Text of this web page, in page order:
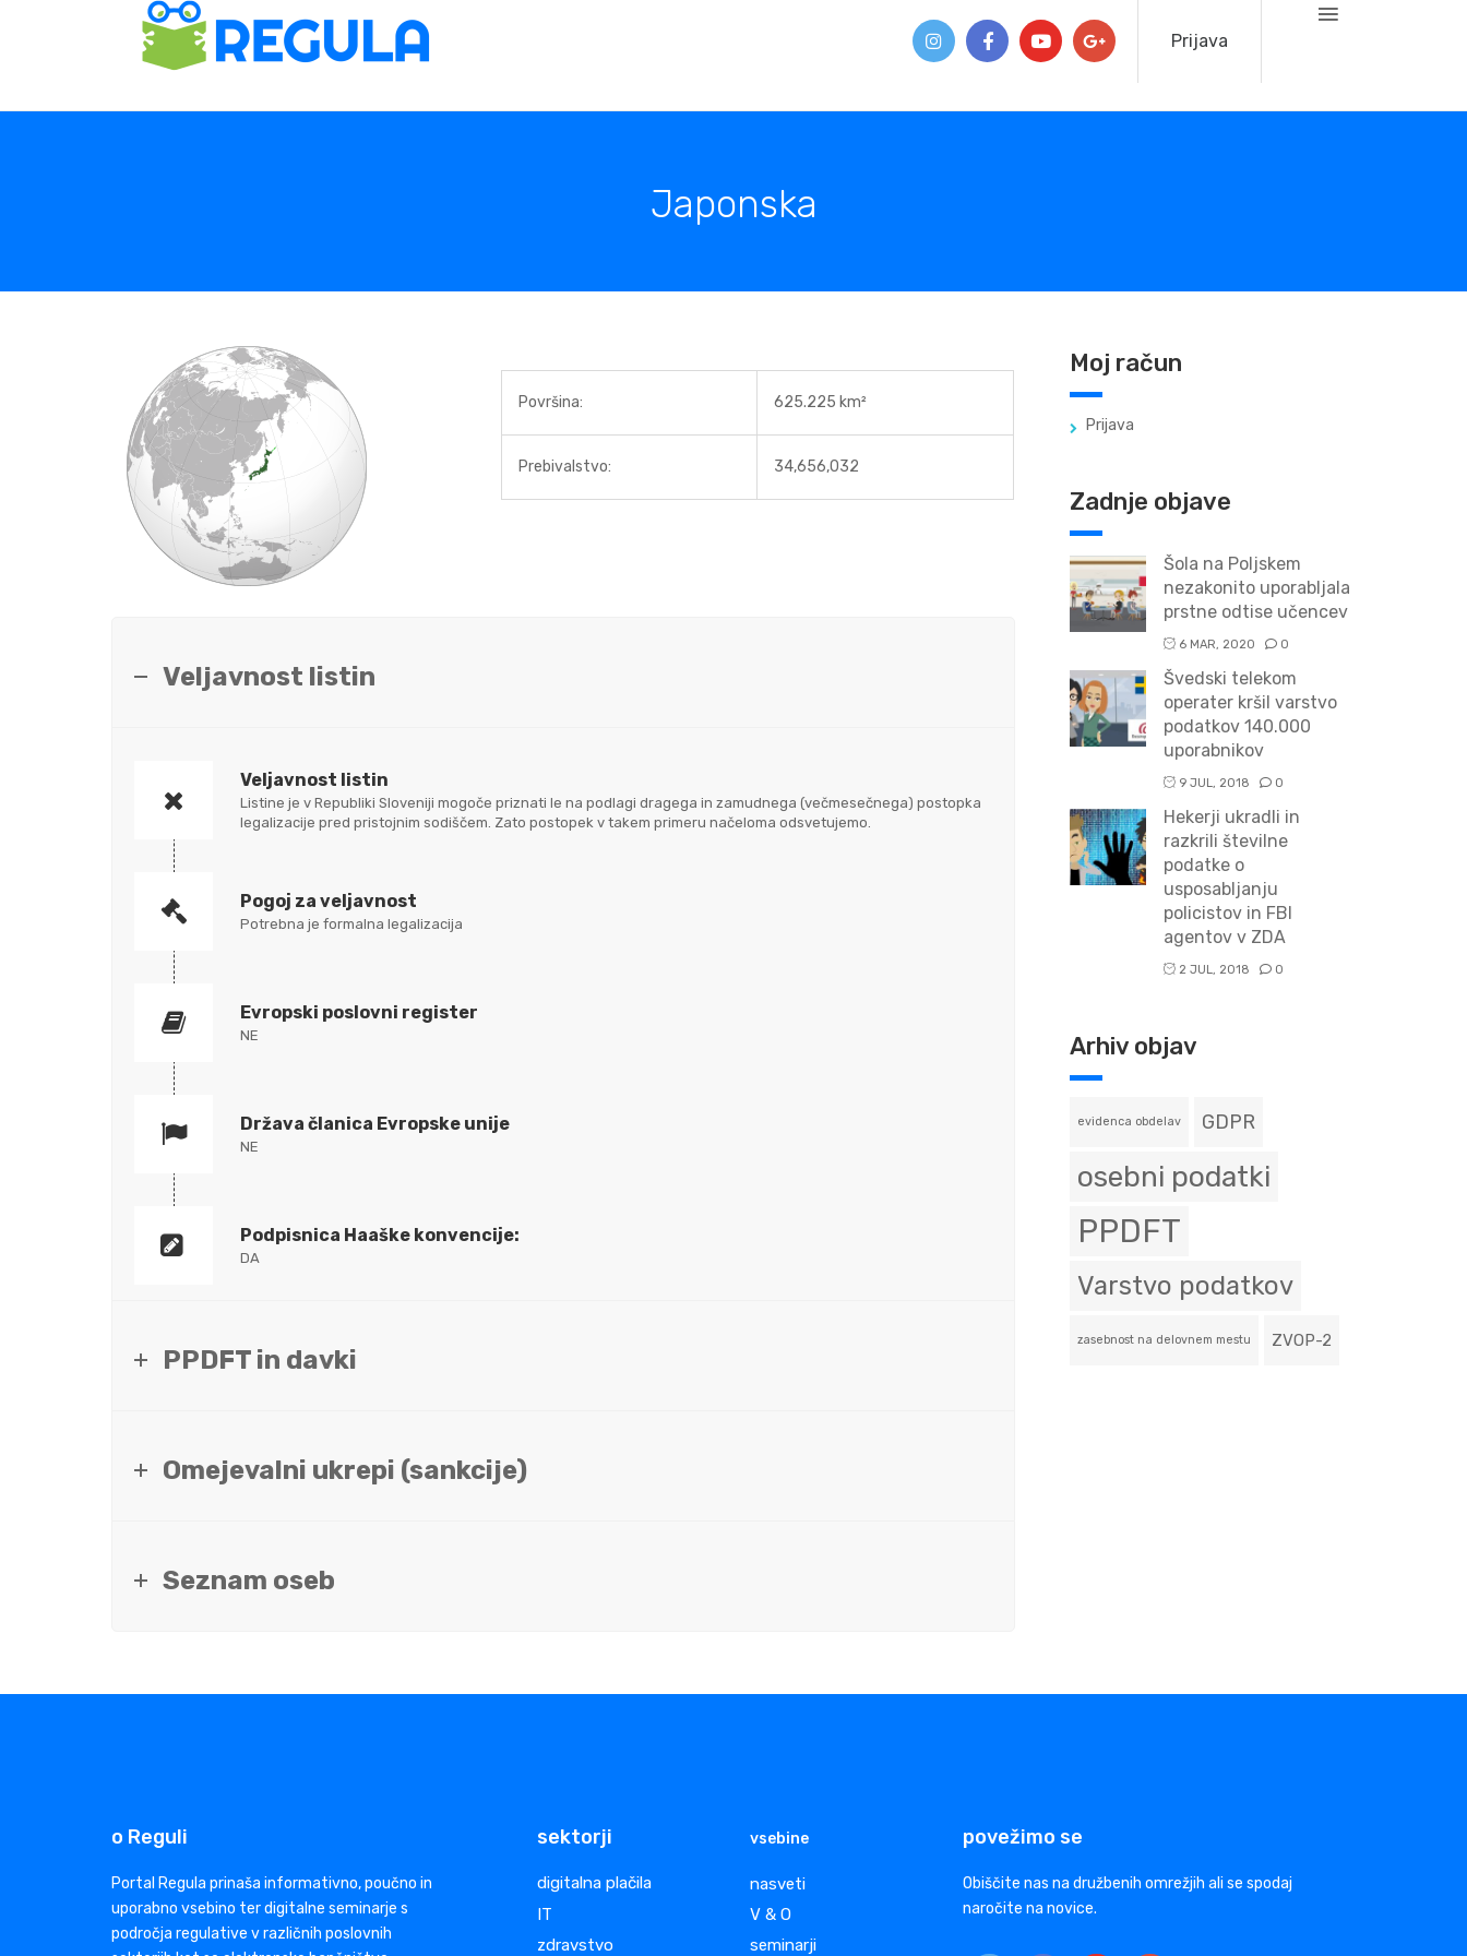
Prijava
Japonska
Površina: 625.225 km²
Prebivalstvo: 34,656,032
Veljavnost listin
Veljavnost listin
Listine je v Republiki Sloveniji mogoče priznati le na podlagi dragega in zamudnega (večmesečnega) postopka
legalizacije pred pristojnim sodiščem. Zato postopek v takem primeru načeloma odsvetujemo.
Pogoj za veljavnost
Potrebna je formalna legalizacija
Evropski poslovni register
NE
Država članica Evropske unije
NE
Podpisnica Haaške konvencije:
DA
PPDFT in davki
Omejevalni ukrepi (sankcije)
Seznam oseb
Moj račun
Prijava
Zadnje objave
Šola na Poljskem
nezakonito uporabljala
prstne odtise učencev
6 MAR, 2020 0
Švedski telekom
operater kršil varstvo
podatkov 140.000
uporabnikov
9 JUL, 2018 0
Hekerji ukradli in
razkrili številne
podatke o
usposabljanju
policistov in FBI
agentov v ZDA
2 JUL, 2018 0
Arhiv objav
evidenca obdelav GDPR
osebni podatki
PPDFT
Varstvo podatkov
zasebnost na delovnem mestu ZVOP-2
o Reguli
Portal Regula prinaša informativno, poučno in
uporabno vsebino ter digitalne seminarje s
področja regulative v različnih poslovnih
sektorji
digitalna plačila
IT
zdravstvo
vsebine
nasveti
V & O
seminarji
povežimo se
Obiščite nas na družbenih omrežjih ali se spodaj
naročite na novice.